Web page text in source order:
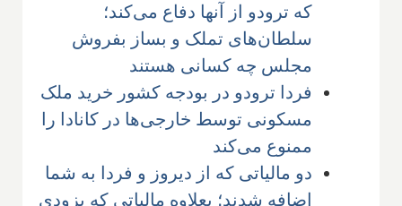
که ترودو از آنها دفاع می‌کند؛
سلطان‌های تملک و بساز بفروش
مجلس چه کسانی هستند
فردا ترودو در بودجه کشور خرید ملک
مسکونی توسط خارجی‌ها در کانادا را
ممنوع می‌کند
دو مالیاتی که از دیروز و فردا به شما
اضافه شدند؛ بعلاوه مالیاتی که بزودی